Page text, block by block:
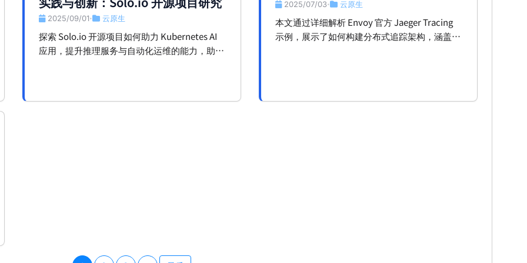
2025/09/01 • 云原生
探索 Solo.io 开源项目如何助力 Kubernetes AI
应用，提升推理服务与自动化运维的能力，助你
2025/07/03• 云原生
本文通过详细解析 Envoy 官方 Jaeger Tracing
示例，展示了如何构建分布式追踪架构，涵盖架